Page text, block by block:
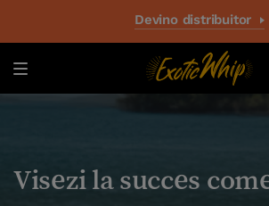
Devino distribuitor
Visezi la succes